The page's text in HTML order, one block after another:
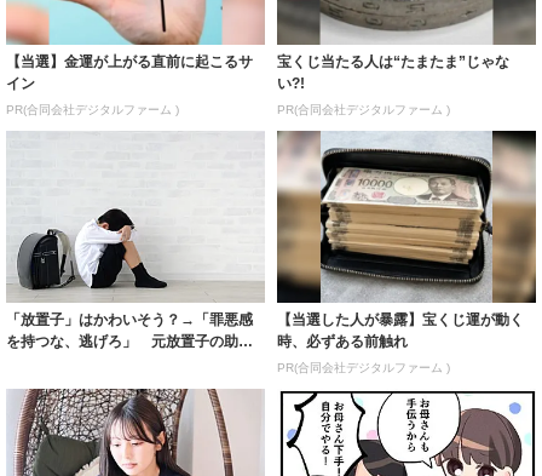
【当選】金運が上がる直前に起こるサ
イン
PR(合同会社デジタルファーム )
宝くじ当たる人は“たまたま”じゃな
い?!
PR(合同会社デジタルファーム )
「放置子」はかわいそう？→「罪悪感
を持つな、逃げろ」 元放置子の助言
【当選した人が暴露】宝くじ運が動く
時、必ずある前触れ
PR(合同会社デジタルファーム )